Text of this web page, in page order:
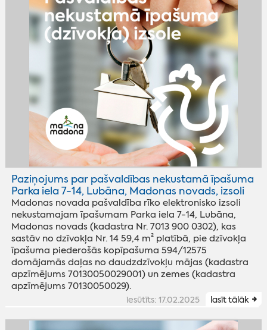
Paziņojums par pašvaldības nekustamā īpašuma
Parka iela 7-14, Lubāna, Madonas novads, izsoli
Madonas novada pašvaldība rīko elektronisko izsoli
nekustamajam īpašumam Parka iela 7-14, Lubāna,
Madonas novads (kadastra Nr. 7013 900 0302), kas
sastāv no dzīvokļa Nr. 14 59,4 m² platībā, pie dzīvokļa
īpašuma piederošās kopīpašuma 594/12575
domājamās daļas no daudzdzīvokļu mājas (kadastra
apzīmējums 70130050029001) un zemes (kadastra
apzīmējums 70130050029).
iesūtīts: 17.02.2025 lasīt tālāk